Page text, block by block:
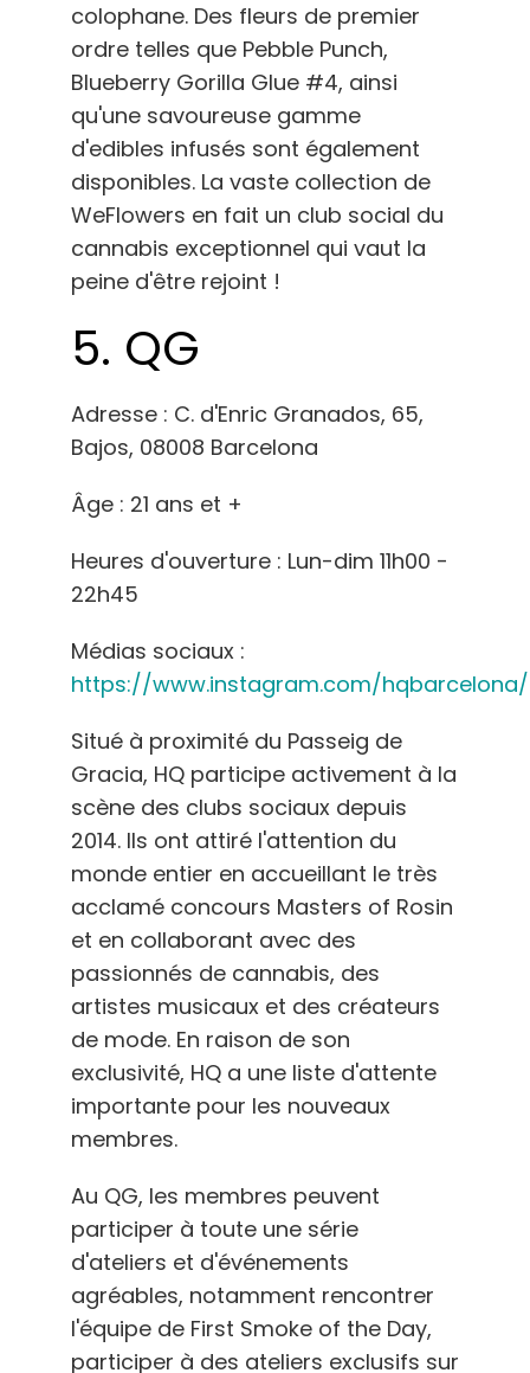
colophane. Des fleurs de premier
ordre telles que Pebble Punch,
Blueberry Gorilla Glue #4, ainsi
qu'une savoureuse gamme
d'edibles infusés sont également
disponibles. La vaste collection de
WeFlowers en fait un club social du
cannabis exceptionnel qui vaut la
peine d'être rejoint !
5. QG
Adresse : C. d'Enric Granados, 65,
Bajos, 08008 Barcelona
Âge : 21 ans et +
Heures d'ouverture : Lun-dim 11h00 -
22h45
Médias sociaux :
https://www.instagram.com/hqbarcelona/
Situé à proximité du Passeig de
Gracia, HQ participe activement à la
scène des clubs sociaux depuis
2014. Ils ont attiré l'attention du
monde entier en accueillant le très
acclamé concours Masters of Rosin
et en collaborant avec des
passionnés de cannabis, des
artistes musicaux et des créateurs
de mode. En raison de son
exclusivité, HQ a une liste d'attente
importante pour les nouveaux
membres.
Au QG, les membres peuvent
participer à toute une série
d'ateliers et d'événements
agréables, notamment rencontrer
l'équipe de First Smoke of the Day,
participer à des ateliers exclusifs sur